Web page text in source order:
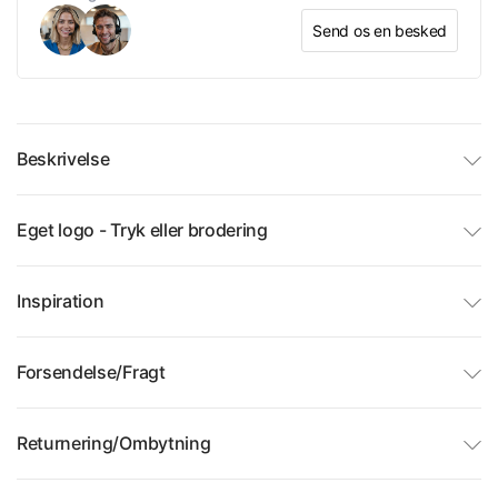
Send os en besked
Beskrivelse
Eget logo - Tryk eller brodering
Inspiration
Forsendelse/Fragt
Returnering/Ombytning